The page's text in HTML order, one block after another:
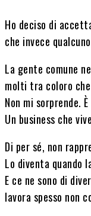
Ho deciso di
che invece
La gente comune
molti tra coloro
Non mi sorprende.
Un business che
Di per sé, non
Lo diventa quando
E ce ne sono di
lavora spesso non